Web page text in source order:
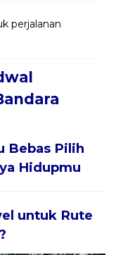
perjalanan
Bebas Pilih
Hidupmu
untuk Rute